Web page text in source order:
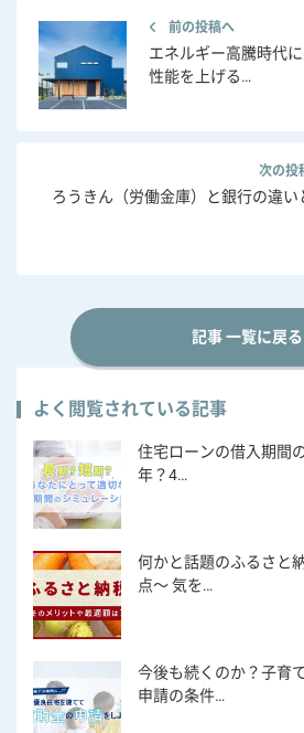
前の投稿へ
エネルギー高騰時代
性能を上げる…
次の投
ろうきん（労働金庫）と銀行の違い
記事 一覧に戻る
よく閲覧されている記事
住宅ローンの借入期間
年？4…
何かと話題のふるさと
点～ 気を…
今後も続くのか？子育
申請の条件…